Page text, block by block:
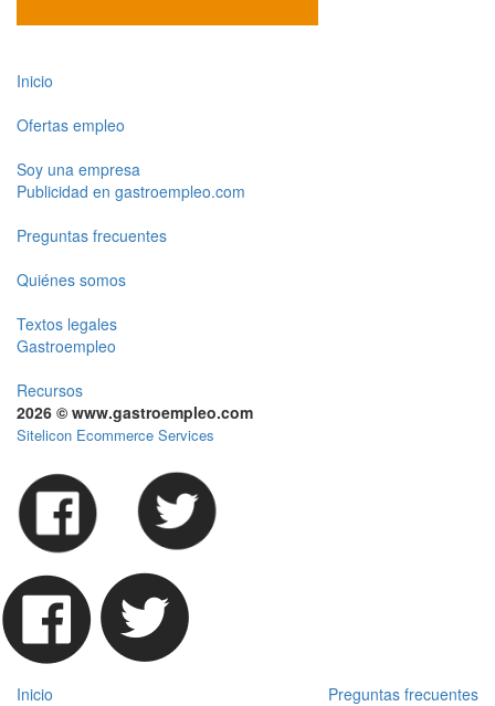
Inicio
Ofertas empleo
Soy una empresa
Publicidad en gastroempleo.com
Preguntas frecuentes
Quiénes somos
Textos legales
Gastroempleo
Recursos
2026 © www.gastroempleo.com
Sitelicon Ecommerce Services
Inicio
Preguntas frecuentes